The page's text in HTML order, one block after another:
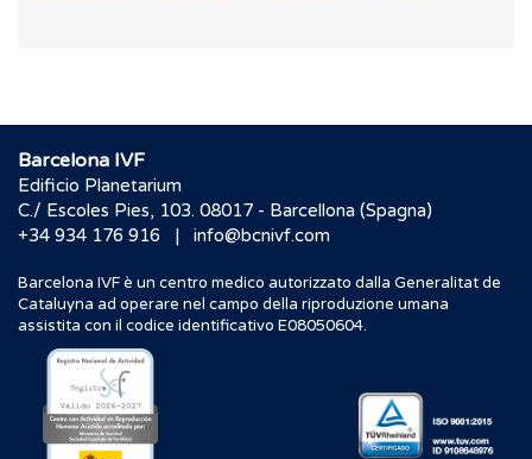
Barcelona IVF
Edificio Planetarium
C./ Escoles Pies, 103. 08017 - Barcellona (Spagna)
+34 934 176 916
| info@bcnivf.com
Barcelona IVF è un centro medico autorizzato dalla Generalitat de
Cataluyna ad operare nel campo della riproduzione umana
assistita con il codice identificativo E08050604.